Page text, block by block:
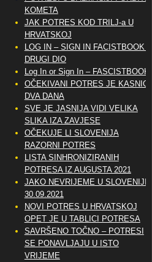
KOMETA
JAK POTRES KOD TRILJ-a U
HRVATSKOJ
LOG IN – SIGN IN FACISTBOOK –
DRUGI DIO
Log In or Sign In – FASCISTBOOK
OČEKIVANI POTRES JE KASNIO
DVA DANA
SVE JE JASNIJA VIDI VELIKA
SLIKA IZA ZAVJESE
OČEKUJE LI SLOVENIJA
RAZORNI POTRES
LISTA SINHRONIZIRANIH
POTRESA IZ AUGUSTA 2021
JAKO NEVRIJEME U SLOVENIJI
30.09.2021
NOVI POTRES U HRVATSKOJ
OPET JE U TABLICI POTRESA
SAVRŠENO TOČNO – POTRESI
SE PONAVLJAJU U ISTO
VRIJEME